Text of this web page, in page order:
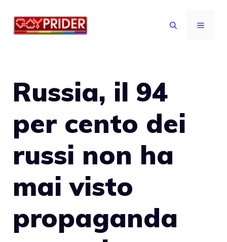
MENU
Russia, il 94
per cento dei
russi non ha
mai visto
propaganda